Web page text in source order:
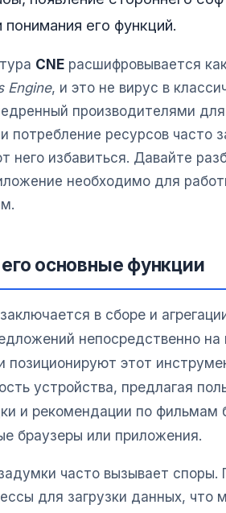
понимания его функций.
CNE расшифровывается
Engine, и это не вирус в
производителями
потребление ресурсов часто
него избавиться. Давайте
необходимо для
основные функции
заключается в сборе и
непосредственно на
позиционируют этот
устройства, предлагая
и рекомендации по фильмам
браузеры или приложения.
часто вызывает споры.
для загрузки данных, что